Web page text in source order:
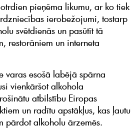
pieņēma likumu, ar ko tiek
ierobežojumi, tostarp
svētdienās un pasūtīt tā
restorāniem un interneta
varas esošā labējā spārna
vienkāršot alkohola
atbilstību Eiropas
un radītu apstākļus, kas ļautu
pārdot alkoholu ārzemēs.